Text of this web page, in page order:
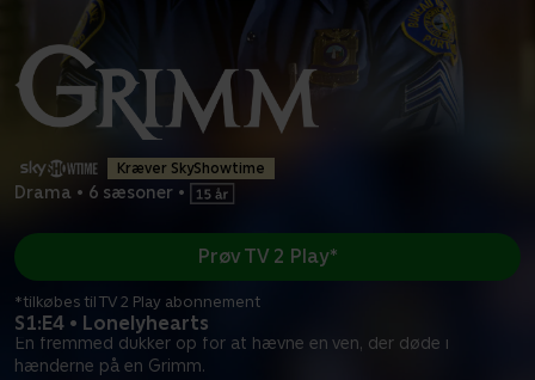
Kræver SkyShowtime
Drama • 6 sæsoner •
S1:E4 • Lonelyhearts
En fremmed dukker op for at hævne en ven, der døde i
hænderne på en Grimm.
Prøv TV 2 Play*
*tilkøbes til TV 2 Play abonnement